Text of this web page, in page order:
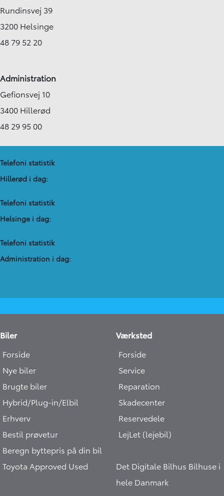
Rundinsvej 39
3200 Helsinge
48 79 52 20
Administration
Gefionsvej 10
3400 Hillerød
48 29 95 00
Telefoni statistik
Hillerød i dag:
Telefoni statistik
Helsinge i dag:
Telefoni statistik
Administration​ i dag:
Biler
Forside
Nye biler
Brugte biler
Hybrid/Plug-in/Elbil
Erhverv
Bestil prøvetur
Beregn byttepris på din bil
Toyota Approved Used
Værksted
Forside
Service
Reparation
Skadecenter
Reservedele
LejLet (lejebil)
Det Digitale Bilhus Bilhuse i
hele Danmark